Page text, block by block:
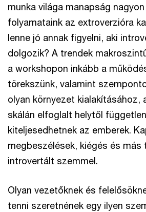
munka világa manapság
folyamataink az extroverzióra
lenne jó annak figyelni, aki
dolgozik? A trendek
a workshopon inkább a
törekszünk, valamint
olyan környezet kialakításához,
skálán elfoglalt helytől
kiteljesedhetnek az emberek.
megbeszélések, kiégés és más
introvertált szemmel.
Olyan vezetőknek és
tenni szeretnének egy ilyen